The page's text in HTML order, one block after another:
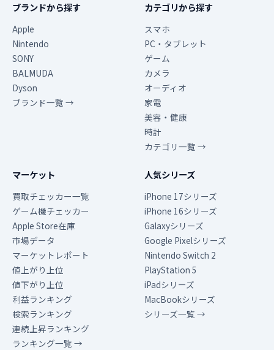
ブランドから探す
Apple
Nintendo
SONY
BALMUDA
Dyson
ブランド一覧 →
カテゴリから探す
スマホ
PC・タブレット
ゲーム
カメラ
オーディオ
家電
美容・健康
時計
カテゴリ一覧 →
マーケット
買取チェッカー一覧
ゲーム機チェッカー
Apple Store在庫
市場データ
マーケットレポート
値上がり上位
値下がり上位
利益ランキング
検索ランキング
連続上昇ランキング
ランキング一覧 →
人気シリーズ
iPhone 17シリーズ
iPhone 16シリーズ
Galaxyシリーズ
Google Pixelシリーズ
Nintendo Switch 2
PlayStation 5
iPadシリーズ
MacBookシリーズ
シリーズ一覧 →